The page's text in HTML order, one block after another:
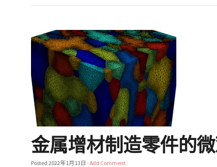
金属增材制造零件的
Posted2022年1月13日 ·Add Comment